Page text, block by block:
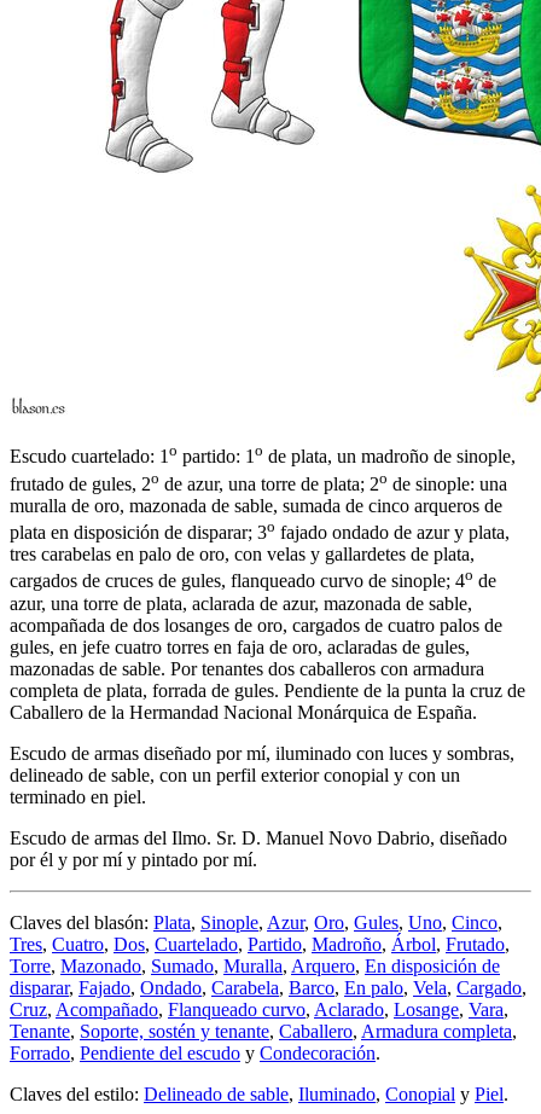
Escudo cuartelado: 1o partido: 1o de plata, un madroño de sinople,
frutado de gules, 2o de azur, una torre de plata; 2o de sinople: una
muralla de oro, mazonada de sable, sumada de cinco arqueros de
plata en disposición de disparar; 3o fajado ondado de azur y plata,
tres carabelas en palo de oro, con velas y gallardetes de plata,
cargados de cruces de gules, flanqueado curvo de sinople; 4o de
azur, una torre de plata, aclarada de azur, mazonada de sable,
acompañada de dos losanges de oro, cargados de cuatro palos de
gules, en jefe cuatro torres en faja de oro, aclaradas de gules,
mazonadas de sable. Por tenantes dos caballeros con armadura
completa de plata, forrada de gules. Pendiente de la punta la cruz de
Caballero de la Hermandad Nacional Monárquica de España.
Escudo de armas diseñado por mí, iluminado con luces y sombras,
delineado de sable, con un perfil exterior conopial y con un
terminado en piel.
Escudo de armas del Ilmo. Sr. D. Manuel Novo Dabrio, diseñado
por él y por mí y pintado por mí.
Claves del blasón: Plata, Sinople, Azur, Oro, Gules, Uno, Cinco,
Tres, Cuatro, Dos, Cuartelado, Partido, Madroño, Árbol, Frutado,
Torre, Mazonado, Sumado, Muralla, Arquero, En disposición de
disparar, Fajado, Ondado, Carabela, Barco, En palo, Vela, Cargado,
Cruz, Acompañado, Flanqueado curvo, Aclarado, Losange, Vara,
Tenante, Soporte, sostén y tenante, Caballero, Armadura completa,
Forrado, Pendiente del escudo y Condecoración.
Claves del estilo: Delineado de sable, Iluminado, Conopial y Piel.